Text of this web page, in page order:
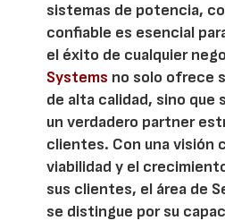
sistemas de potencia,
confiable es esencial
el éxito de cualquier
Systems no solo ofrece
de alta calidad, sino que
un verdadero partner
clientes. Con una visión
viabilidad y el
sus clientes, el área de
se distingue por su